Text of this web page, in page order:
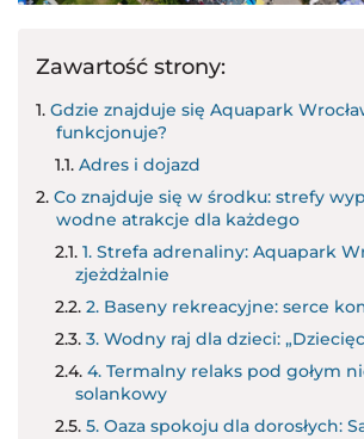
Zawartość strony:
Gdzie znajduje się Aquapark
funkcjonuje?
Adres i dojazd
Co znajduje się w środku: strefy
wodne atrakcje dla każdego
1. Strefa adrenaliny: Aquapark
zjeżdżalnie
2. Baseny rekreacyjne: serce
3. Wodny raj dla dzieci:
4. Termalny relaks pod gołym
solankowy
5. Oaza spokoju dla dorosłych: